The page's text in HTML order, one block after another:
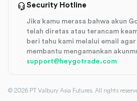
Security Hotline
Jika kamu merasa bahwa akun
telah diretas atau terancam
beri tahu kami melalui email
membantu mengamankan
support@heygotrade.com
© 2026 PT Valbury Asia Futures. All rights